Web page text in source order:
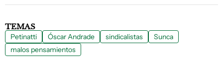
TEMAS
Petinatti Óscar Andrade sindicalistas
Sunca
malos pensamientos